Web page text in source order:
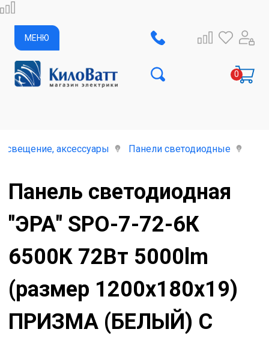
МЕНЮ
аксессуары Панели светодиодные
Панель светодиодная
"ЭРА" SPO-7-72-6К
6500К 72Вт 5000lm
(размер 1200x180x19)
ПРИЗМА (БЕЛЫЙ) С